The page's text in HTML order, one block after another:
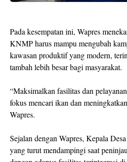
Pada kesempatan ini, Wapres
KNMP harus mampu mengubah
kawasan produktif yang modern,
tambah lebih besar bagi masyarakat.
“Maksimalkan fasilitas dan
fokus mencari ikan dan
Wapres.
Sejalan dengan Wapres, Kepala
yang turut mendampingi saat